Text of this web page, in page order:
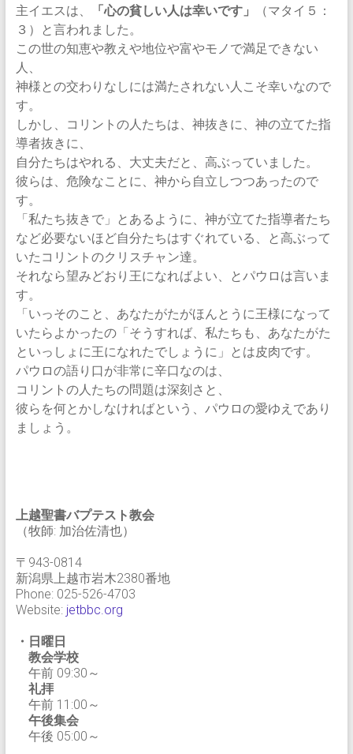
主イエスは、
「心の貧しい人は幸いです」
（マタイ５：
３）と言われました。
この世の知恵や教えや地位や富やモノで満足できない
人、
神様との交わりなしには満たされない人こそ幸いなので
す。
しかし、コリントの人たちは、神抜きに、神の立てた指
導者抜きに、
自分たちはやれる、大丈夫だと、高ぶっていました。
彼らは、危険なことに、神から自立しつつあったので
す。
「私たち抜きで」とあるように、神が立てた指導者たち
など必要ないほど自分たちはすぐれている、と高ぶって
いたコリントのクリスチャン達。
それなら望みどおり王になればよい、とパウロは言いま
す。
「いっそのこと、あなたがたがほんとうに王様になって
いたらよかったの「そうすれば、私たちも、あなたがた
といっしょに王になれたでしょうに」とは皮肉です。
パウロの語り口が非常に辛口なのは、
コリントの人たちの問題は深刻さと、
彼らを何とかしなければという、パウロの愛ゆえであり
ましょう。
上越聖書バプテスト教会
（牧師: 加治佐清也）
〒943-0814
新潟県上越市岩木2380番地
Phone: 025-526-4703
Website: jetbbc.org
・日曜日
教会学校
午前 09:30～
礼拝
午前 11:00～
午後集会
午後 05:00～